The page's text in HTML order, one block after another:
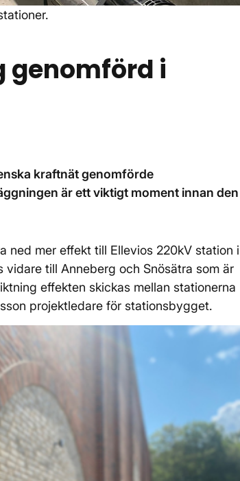
genomförd i
kraftnät genomförde
är ett viktigt moment innan den
ned mer effekt till Ellevios 220kV station i
vidare till Anneberg och Snösätra som är
effekten skickas mellan stationerna
projektledare för stationsbygget.